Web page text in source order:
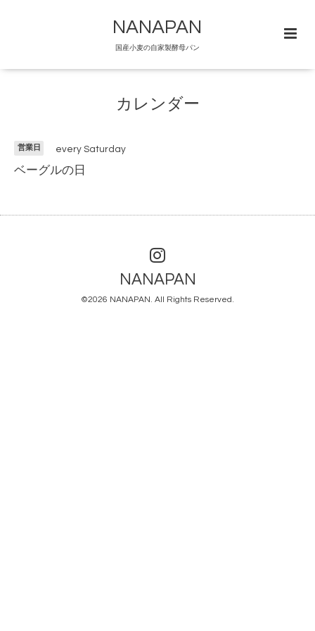
NANAPAN
国産小麦の自家製酵母パン
カレンダー
営業日 every Saturday
ベーグルの日
NANAPAN
©2026 NANAPAN. All Rights Reserved.